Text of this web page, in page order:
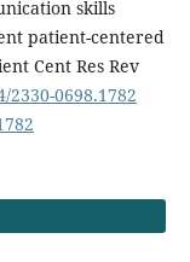
skills
patient-centered
Cent Res Rev
0698.1782